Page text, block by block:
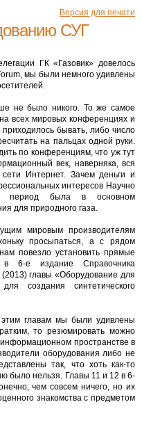
Версия для печати
СУГ
ГК «Газовик» довелось
мы были немного удивлены
не было никого. То же самое
всех мировых конференциях и
бывать, либо число
на пальцах одной руки.
по конференциям, что уж тут
век, наверняка, вся
Интернет. Зачем деньги и
интересов Научно
период была в основном
для природного газа.
мировым производителям
просыпаться, а с рядом
повезло установить прямые
6-е издание Справочника
главы «Оборудование для
создания синтетического
главам мы были удивлены
то резюмировать можно
пространстве в
оборудования либо не
так, что хоть как-то
было нельзя. Главы 11 и 12 в 6-
чем совсем ничего, но их
знакомства с предметом